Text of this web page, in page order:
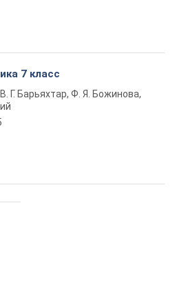
7 класс
В. Г. Барьяхтар, Ф. Я. Божинова,